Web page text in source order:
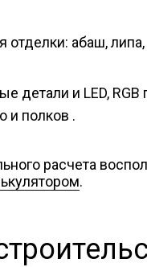
абаш, липа,
детали и LED, RGB
и полков .
расчета
.